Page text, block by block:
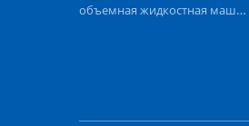
объемная жидкостная машина завалки